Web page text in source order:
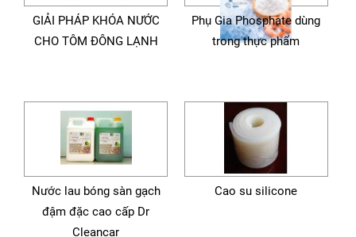
GIẢI PHÁP KHÓA NƯỚC
CHO TÔM ĐÔNG LẠNH
Phụ Gia Phosphate dùng
trong thực phẩm
Nước lau bóng sàn gạch
đậm đặc cao cấp Dr
Cleancar
Cao su silicone